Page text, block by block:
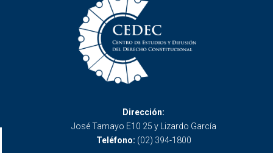
Dirección:
José Tamayo E10 25 y Lizardo García
Teléfono: (02) 394-1800